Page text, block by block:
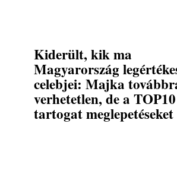
Kiderült, kik ma
Magyarország
celebjei: Majka
verhetetlen, de a TOP10
tartogat meglepetéseket